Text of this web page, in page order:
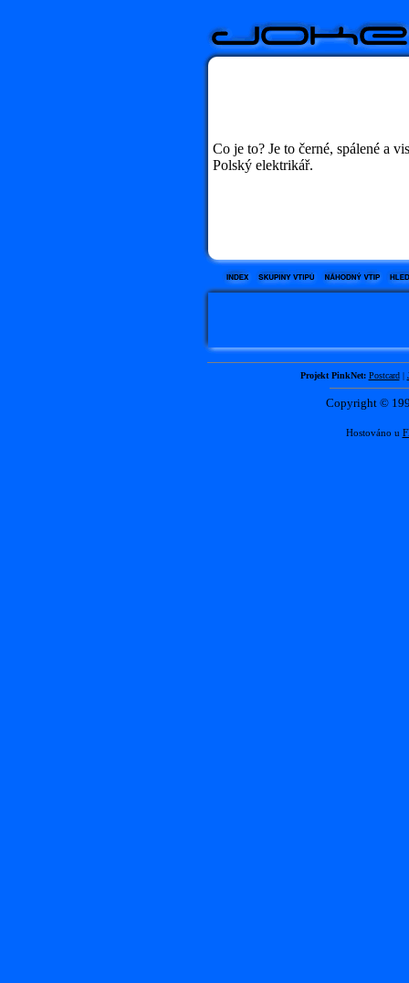
Co je to? Je to černé, spálené a
Polský elektrikář.
Projekt PinkNet: Postcard|
Copyright ©
Hostováno u